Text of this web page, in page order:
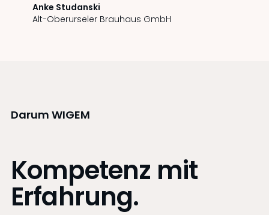
Anke Studanski
Alt-Oberurseler Brauhaus GmbH
Darum WIGEM
Kompetenz mit
Erfahrung.